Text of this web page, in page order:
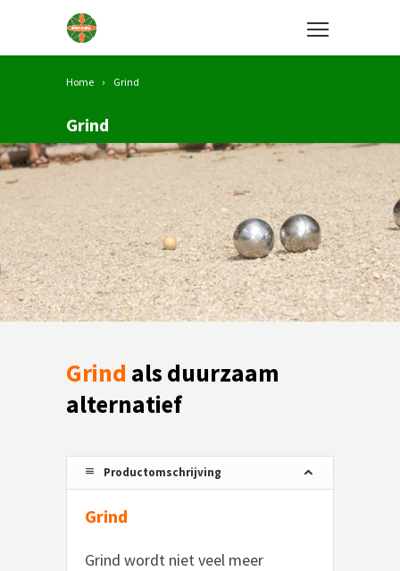
Home Grind
Grind
Grind als duurzaam
alternatief
Productomschrijving
Grind
Grind wordt niet veel meer